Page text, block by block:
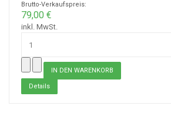
Brutto-Verkaufspreis:
79,00 €
inkl. MwSt.
Details